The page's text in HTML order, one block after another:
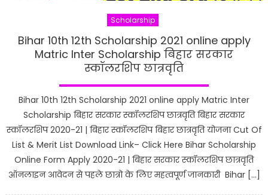
Scholarship
Bihar 10th 12th Scholarship 2021 online apply
Matric Inter Scholarship बिहार सरकार
स्कॉलरशिप छात्रवृति
Bihar 10th 12th Scholarship 2021 online apply Matric Inter
Scholarship बिहार सरकार स्कॉलरशिप छात्रवृति बिहार सरकार
स्कॉलरशिप 2020-21 | बिहार स्कॉलरशिप बिहार छात्रवृति योजना Cut Of
List & Merit List Download Link– Click Here Bihar Scholarship
Online Form Apply 2020-21 | बिहार सरकार स्कॉलरशिप छात्रवृति
ऑनलाइन आवेदन से पहले छात्रो के लिए महत्वपूर्ण जानकारी Bihar […]